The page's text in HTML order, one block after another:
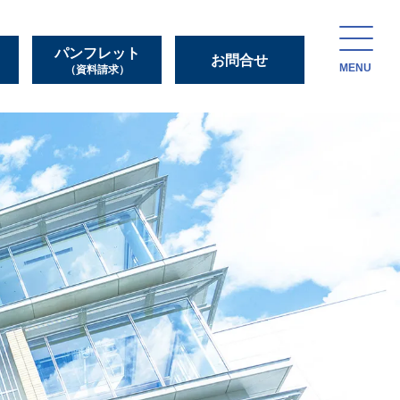
パンフレット
（資料請求）
お問合せ
MENU